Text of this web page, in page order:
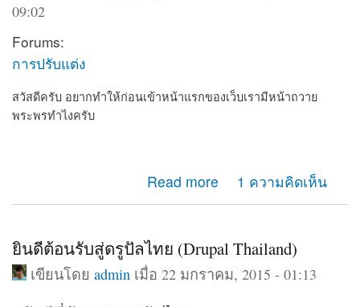
09:02
Forums:
การปรับแต่ง
สวัสดีครับ อยากทำให้ก่อนเข้าหน้าแรกของเว็บเรามีหน้าถวาย
พระพรทำไงครับ
Read more
about อยากทำให้ก่อนเข้าเว็บเรามีหน้าถวายพระพร
1 ความคิดเห็น
ยินดีต้อนรับสู่ดรูปัลไทย (Drupal Thailand)
เขียนโดยadmin เมื่อ 22 มกราคม, 2015 - 01:13